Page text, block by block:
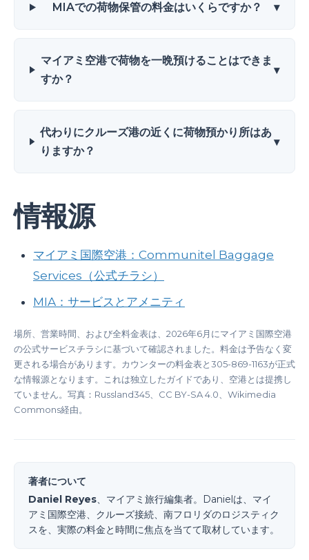
MIAでの荷物保管の料金はいくらですか？ ▾
マイアミ空港で荷物を一晩預けることはできま
すか？
▾
代わりにクルーズ港の近くに荷物預かり所はあ
りますか？
▾
情報源
マイアミ国際空港：Communitel Baggage
Services（公式チラシ）
MIA：サービスとアメニティ
場所、営業時間、および全料金表は、2026年6月にマイアミ国際空港
の公式サービスチラシに基づいて確認されました。料金は予告なく変
更される場合があります。カウンターの料金表と305-869-1163が正式
な情報源となります。これは独立したガイドであり、空港とは提携し
ていません。写真：Russland345、CC BY-SA 4.0、Wikimedia
Commons経由。
著者について
Daniel Reyes、マイアミ旅行編集者。Danielは、マイ
アミ国際空港、クルーズ接続、南フロリダのロジスティク
スを、実際の料金と時間に焦点を当てて取材しています。